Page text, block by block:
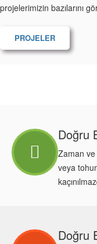
projelerimizin bazılarını
PROJELER
Doğru
Zaman ve
veya
Doğru